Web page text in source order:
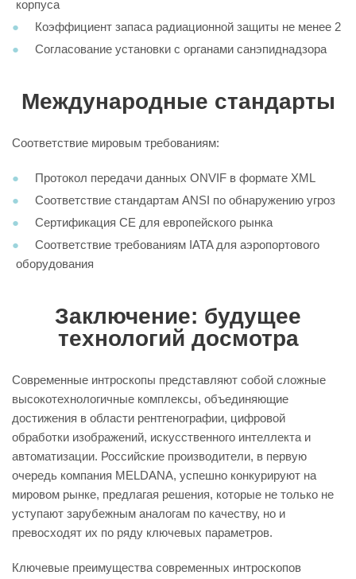
корпуса
Коэффициент запаса радиационной защиты не менее 2
Согласование установки с органами санэпиднадзора
Международные стандарты
Соответствие мировым требованиям:
Протокол передачи данных ONVIF в формате XML
Соответствие стандартам ANSI по обнаружению угроз
Сертификация CE для европейского рынка
Соответствие требованиям IATA для аэропортового
оборудования
Заключение: будущее
технологий досмотра
Современные интроскопы представляют собой сложные
высокотехнологичные комплексы, объединяющие
достижения в области рентгенографии, цифровой
обработки изображений, искусственного интеллекта и
автоматизации. Российские производители, в первую
очередь компания MELDANA, успешно конкурируют на
мировом рынке, предлагая решения, которые не только не
уступают зарубежным аналогам по качеству, но и
превосходят их по ряду ключевых параметров.
Ключевые преимущества современных интроскопов